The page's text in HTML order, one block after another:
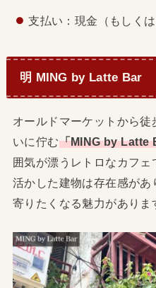
支払い：現金（もしくは
明 MING by Latte Bar
オールドマーケットから
いに佇む「MING by Latte
囲気が漂うレトロなカフ
活かした建物は存在感が
寄りたくなる魅力がありま